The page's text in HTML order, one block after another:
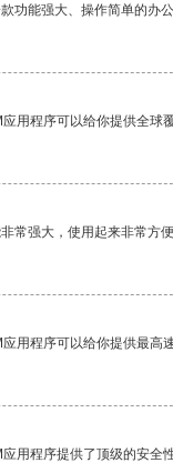
功能强大、操作简单的办
用程序可以给你提供全球
常强大，使用起来非常方便
用程序可以给你提供最高
用程序提供了顶级的安全